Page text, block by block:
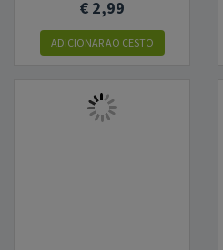
€ 2,99
ADICIONAR AO CESTO